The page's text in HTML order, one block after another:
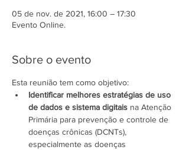
05 de nov. de 2021, 16:00 – 17:30
Evento Online.
Sobre o evento
Esta reunião tem como objetivo:
Identificar melhores estratégias de uso
de dados e sistema digitais na Atenção
Primária para prevenção e controle de
doenças crônicas (DCNTs),
especialmente as doenças